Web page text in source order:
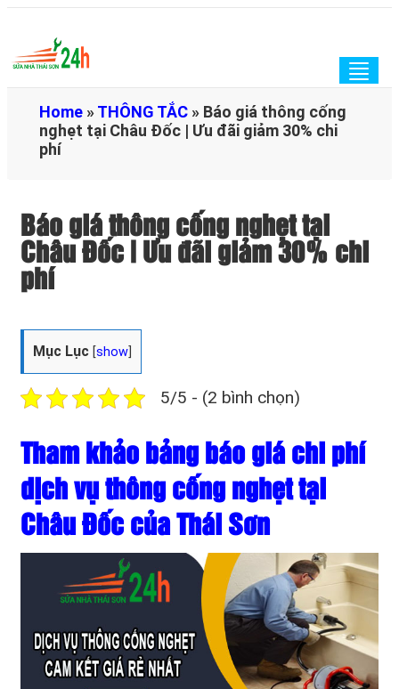
Home »THÔNG TẮC » Báo giá thông cống
nghẹt tại Châu Đốc | Ưu đãi giảm 30% chi
phí
Báo giá thông cống nghẹt tại
Châu Đốc | Ưu đãi giảm 30% chi
phí
Mục Lục [show
5/5 - (2 bình chọn)
Tham khảo bảng báo giá chi phí
dịch vụ thông cống nghẹt tại
Châu Đốc của Thái Sơn